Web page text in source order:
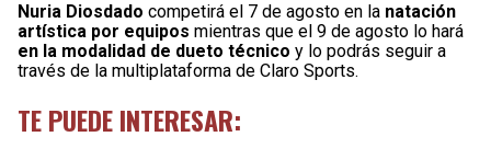
Nuria Diosdado competirá el 7 de agosto en la natación
artística por equipos mientras que el 9 de agosto lo hará
en la modalidad de dueto técnico y lo podrás seguir a
través de la multiplataforma de Claro Sports.
TE PUEDE INTERESAR: